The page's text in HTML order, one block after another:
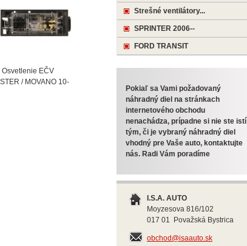
Strešné ventilátory...
SPRINTER 2006--
FORD TRANSIT
Pokiaľ sa Vami požadovaný
náhradný diel na stránkach
internetového obchodu
nenachádza, prípadne si nie ste istí
tým, či je vybraný náhradný diel
vhodný pre Vaše auto, kontaktujte
nás. Radi Vám poradíme
I.S.A. AUTO
Moyzesova 816/102
017 01 Považská Bystrica
obchod@isaauto.sk
EČV
/ MOVANO 10-